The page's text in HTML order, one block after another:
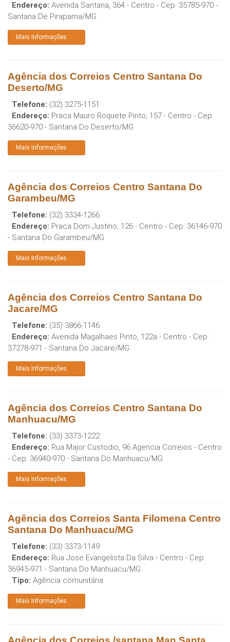
Endereço: Avenida Santana, 364 - Centro - Cep: 35785-970 -
Santana De Pirapama/MG
Mais Informações
Agência dos Correios Centro Santana Do
Deserto/MG
Telefone: (32) 3275-1151
Endereço: Praca Mauro Roquete Pinto, 157 - Centro - Cep:
36620-970 - Santana Do Deserto/MG
Mais Informações
Agência dos Correios Centro Santana Do
Garambeu/MG
Telefone: (32) 3334-1266
Endereço: Praca Dom Justino, 126 - Centro - Cep: 36146-970
- Santana Do Garambeu/MG
Mais Informações
Agência dos Correios Centro Santana Do
Jacare/MG
Telefone: (35) 3866-1146
Endereço: Avenida Magalhaes Pinto, 122a - Centro - Cep:
37278-971 - Santana Do Jacare/MG
Mais Informações
Agência dos Correios Centro Santana Do
Manhuacu/MG
Telefone: (33) 3373-1222
Endereço: Rua Major Custodio, 96 Agencia Correios - Centro
- Cep: 36940-970 - Santana Do Manhuacu/MG
Mais Informações
Agência dos Correios Santa Filomena Centro
Santana Do Manhuacu/MG
Telefone: (33) 3373-1149
Endereço: Rua Jose Evangelista Da Silva - Centro - Cep:
36945-971 - Santana Do Manhuacu/MG
Tipo: Agência comunitária
Mais Informações